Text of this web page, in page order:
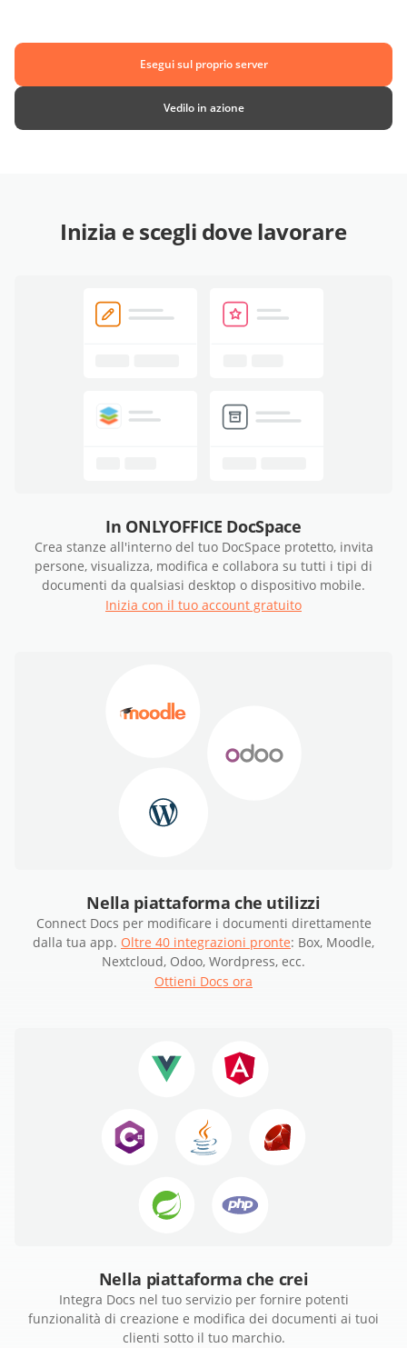
Esegui sul proprio server
Vedilo in azione
Inizia e scegli dove lavorare
In ONLYOFFICE DocSpace
Crea stanze all'interno del tuo DocSpace protetto, invita
persone, visualizza, modifica e collabora su tutti i tipi di
documenti da qualsiasi desktop o dispositivo mobile.
Inizia con il tuo account gratuito
Nella piattaforma che utilizzi
Connect Docs per modificare i documenti direttamente
dalla tua app. Oltre 40 integrazioni pronte: Box, Moodle,
Nextcloud, Odoo, Wordpress, ecc.
Ottieni Docs ora
Nella piattaforma che crei
Integra Docs nel tuo servizio per fornire potenti
funzionalità di creazione e modifica dei documenti ai tuoi
clienti sotto il tuo marchio.